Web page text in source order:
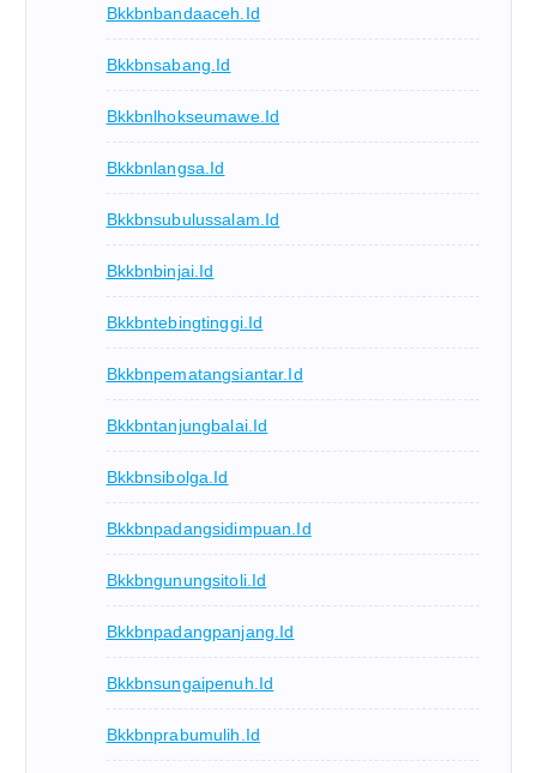
Bkkbnbandaaceh.id
Bkkbnsabang.id
Bkkbnlhokseumawe.id
Bkkbnlangsa.id
Bkkbnsubulussalam.id
Bkkbnbinjai.id
Bkkbntebingtinggi.id
Bkkbnpematangsiantar.id
Bkkbntanjungbalai.id
Bkkbnsibolga.id
Bkkbnpadangsidimpuan.id
Bkkbngunungsitoli.id
Bkkbnpadangpanjang.id
Bkkbnsungaipenuh.id
Bkkbnprabumulih.id